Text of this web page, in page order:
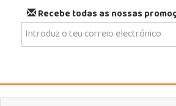
Recebe todas as nossas